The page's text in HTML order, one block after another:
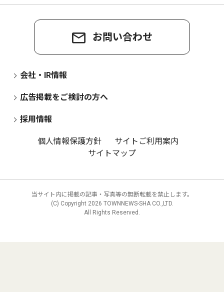
お問い合わせ
会社・IR情報
広告掲載をご検討の方へ
採用情報
個人情報保護方針
サイトご利用案内
サイトマップ
当サイト内に掲載の記事・写真等の無断転載を禁止します。
(C) Copyright 2026 TOWNNEWS-SHA CO.,LTD.
All Rights Reserved.